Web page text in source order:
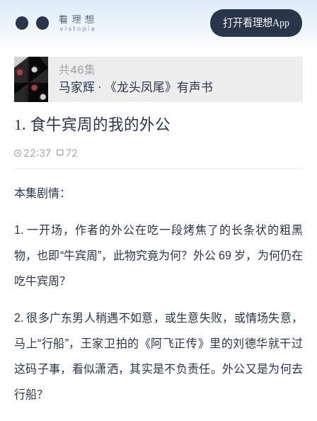
打开看理想App
共46集
马家辉 · 《龙头凤尾》有声书
1. 食牛宾周的我的外公
22:37 72
本集剧情：
1. 一开场，作者的外公在吃一段烤焦了的长条状的粗黑
物，也即“牛宾周”，此物究竟为何？外公 69 岁，为何仍在
吃牛宾周？
2. 很多广东男人稍遇不如意，或生意失败，或情场失意，
马上“行船”，王家卫拍的《阿飞正传》里的刘德华就干过
这码子事，看似潇洒，其实是不负责任。外公又是为何去
行船？